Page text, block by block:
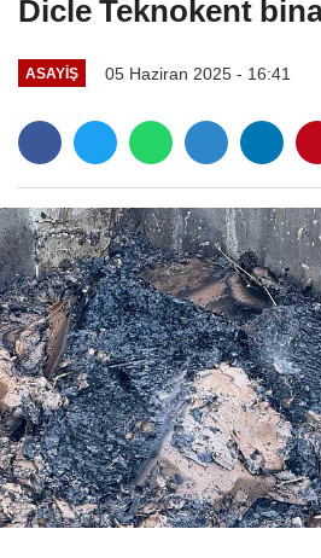
Dicle Teknokent
ASAYIŞ 05 Haziran 2025 - 16:41